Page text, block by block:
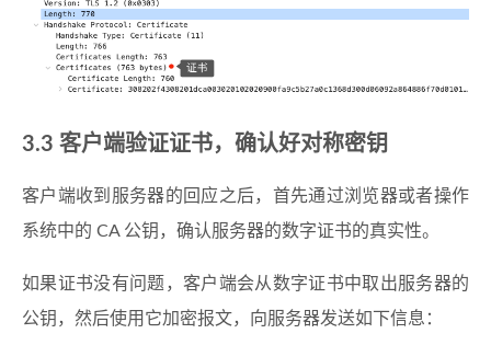
3.3 客户端验证证书，确认好对称密钥
客户端收到服务器的回应之后，首先通过浏览器或者操作
系统中的 CA 公钥，确认服务器的数字证书的真实性。
如果证书没有问题，客户端会从数字证书中取出服务器的
公钥，然后使用它加密报文，向服务器发送如下信息：